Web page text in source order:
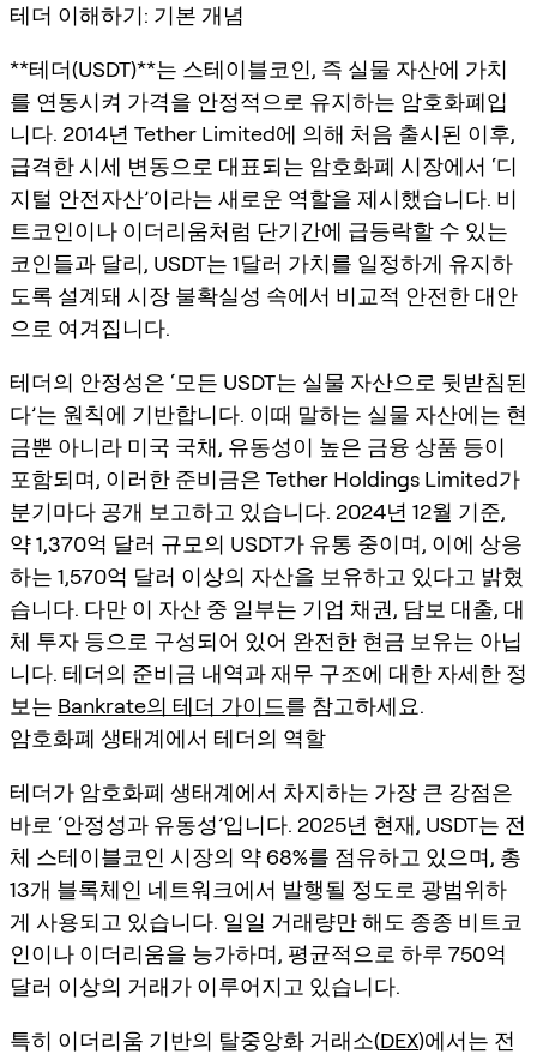
테더 이해하기: 기본 개념
**테더(USDT)**는 스테이블코인, 즉 실물 자산에 가치
를 연동시켜 가격을 안정적으로 유지하는 암호화폐입
니다. 2014년 Tether Limited에 의해 처음 출시된 이후,
급격한 시세 변동으로 대표되는 암호화폐 시장에서 ‘디
지털 안전자산’이라는 새로운 역할을 제시했습니다. 비
트코인이나 이더리움처럼 단기간에 급등락할 수 있는
코인들과 달리, USDT는 1달러 가치를 일정하게 유지하
도록 설계돼 시장 불확실성 속에서 비교적 안전한 대안
으로 여겨집니다.
테더의 안정성은 ‘모든 USDT는 실물 자산으로 뒷받침된
다’는 원칙에 기반합니다. 이때 말하는 실물 자산에는 현
금뿐 아니라 미국 국채, 유동성이 높은 금융 상품 등이
포함되며, 이러한 준비금은 Tether Holdings Limited가
분기마다 공개 보고하고 있습니다. 2024년 12월 기준,
약 1,370억 달러 규모의 USDT가 유통 중이며, 이에 상응
하는 1,570억 달러 이상의 자산을 보유하고 있다고 밝혔
습니다. 다만 이 자산 중 일부는 기업 채권, 담보 대출, 대
체 투자 등으로 구성되어 있어 완전한 현금 보유는 아닙
니다. 테더의 준비금 내역과 재무 구조에 대한 자세한 정
보는 Bankrate의 테더 가이드를 참고하세요.
암호화폐 생태계에서 테더의 역할
테더가 암호화폐 생태계에서 차지하는 가장 큰 강점은
바로 ‘안정성과 유동성’입니다. 2025년 현재, USDT는 전
체 스테이블코인 시장의 약 68%를 점유하고 있으며, 총
13개 블록체인 네트워크에서 발행될 정도로 광범위하
게 사용되고 있습니다. 일일 거래량만 해도 종종 비트코
인이나 이더리움을 능가하며, 평균적으로 하루 750억
달러 이상의 거래가 이루어지고 있습니다.
특히 이더리움 기반의 탈중앙화 거래소(DEX)에서는 전